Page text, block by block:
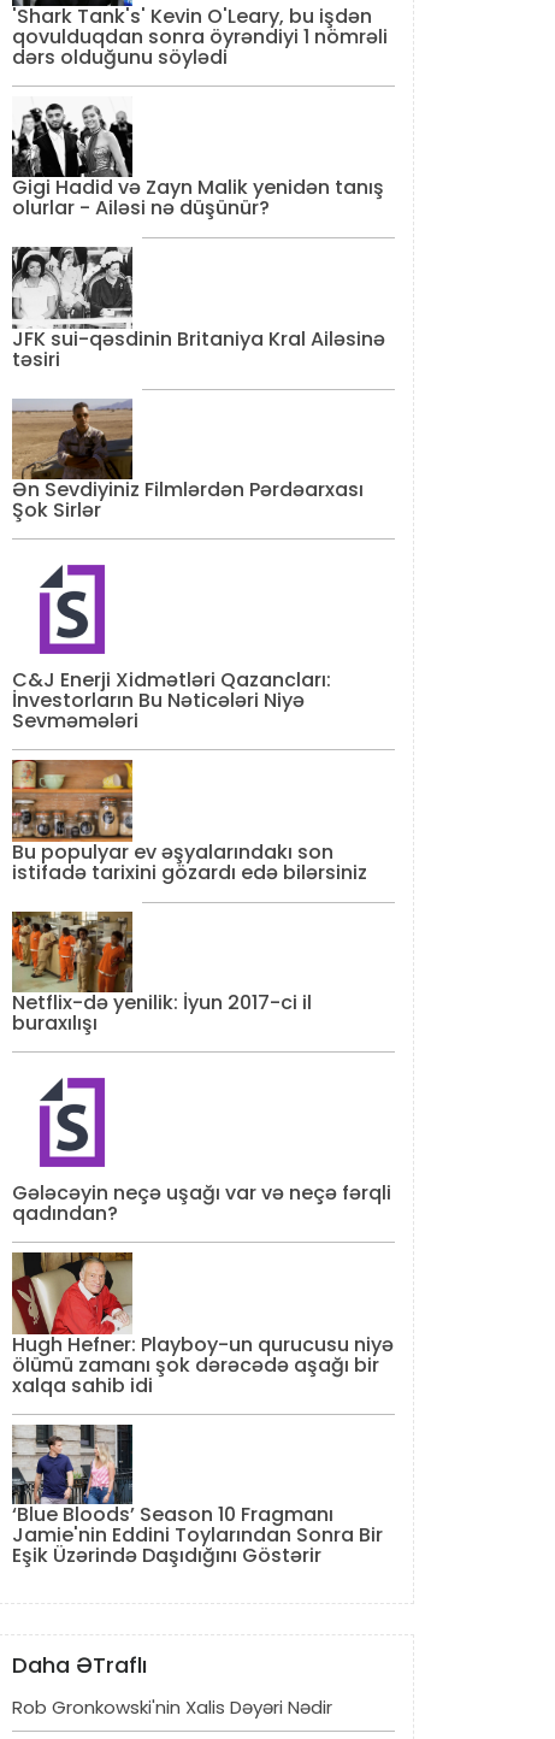
'Shark Tank's' Kevin O'Leary, bu işdən
qovulduqdan sonra öyrəndiyi 1 nömrəli
dərs olduğunu söylədi
Gigi Hadid və Zayn Malik yenidən tanış
olurlar - Ailəsi nə düşünür?
JFK sui-qəsdinin Britaniya Kral Ailəsinə
təsiri
Ən Sevdiyiniz Filmlərdən Pərdəarxası
Şok Sirlər
C&J Enerji Xidmətləri Qazancları:
İnvestorların Bu Nəticələri Niyə
Sevməmələri
Bu populyar ev əşyalarındakı son
istifadə tarixini gözardı edə bilərsiniz
Netflix-də yenilik: İyun 2017-ci il
buraxılışı
Gələcəyin neçə uşağı var və neçə fərqli
qadından?
Hugh Hefner: Playboy-un qurucusu niyə
ölümü zamanı şok dərəcədə aşağı bir
xalqa sahib idi
‘Blue Bloods’ Season 10 Fragmanı
Jamie'nin Eddini Toylarından Sonra Bir
Eşik Üzərində Daşıdığını Göstərir
Daha ƏTraflı
Rob Gronkowski'nin Xalis Dəyəri Nədir